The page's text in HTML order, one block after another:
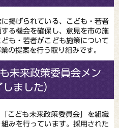
掲げられている、こども・若者
る機会を確保し、意見を市の施
も・若者がこども施策について
の提案を行う取り組みです。
未来政策委員会メン
ました）
こども未来政策委員会」を組織
みを行っています。採用された